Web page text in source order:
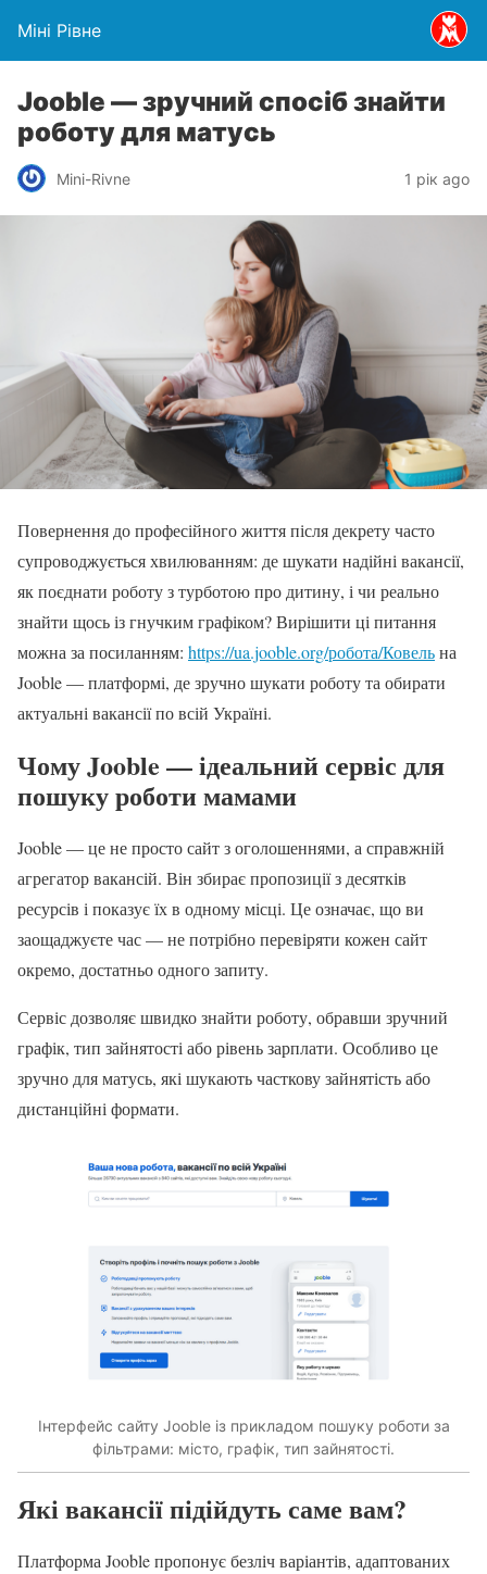
Міні Рівне
Jooble — зручний спосіб знайти
роботу для матусь
Mini-Rivne 1 рік ago
Повернення до професійного життя після декрету часто
супроводжується хвилюванням: де шукати надійні вакансії,
як поєднати роботу з турботою про дитину, і чи реально
знайти щось із гнучким графіком? Вирішити ці питання
можна за посиланням: https://ua.jooble.org/робота/Ковельна
Jooble — платформі, де зручно шукати роботу та обирати
актуальні вакансії по всій Україні.
Чому Jooble — ідеальний сервіс для
пошуку роботи мамами
Jooble — це не просто сайт з оголошеннями, а справжній
агрегатор вакансій. Він збирає пропозиції з десятків
ресурсів і показує їх в одному місці. Це означає, що ви
заощаджуєте час — не потрібно перевіряти кожен сайт
окремо, достатньо одного запиту.
Сервіс дозволяє швидко знайти роботу, обравши зручний
графік, тип зайнятості або рівень зарплати. Особливо це
зручно для матусь, які шукають часткову зайнятість або
дистанційні формати.
Інтерфейс сайту Jooble із прикладом пошуку роботи за
фільтрами: місто, графік, тип зайнятості.
Які вакансії підійдуть саме вам?
Платформа Jooble пропонує безліч варіантів, адаптованих